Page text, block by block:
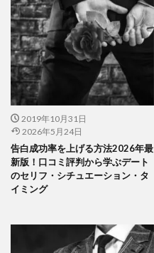
2019年10月31日
2026年5月24日
告白成功率を上げる方法2026年最
新版！口コミ評判から学ぶデート
のセリフ・シチュエーション・タ
イミング